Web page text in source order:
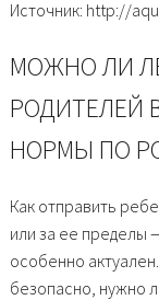
Источник: http://
МОЖНО ЛИ
РОДИТЕЛЕЙ
НОРМЫ ПО
Как отправить
или за ее пределы
особенно
безопасно, нужно